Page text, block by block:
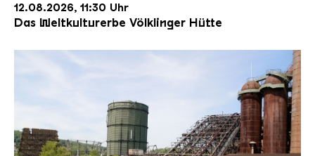
12.08.2026, 11:30 Uhr
Das Weltkulturerbe Völklinger Hütte